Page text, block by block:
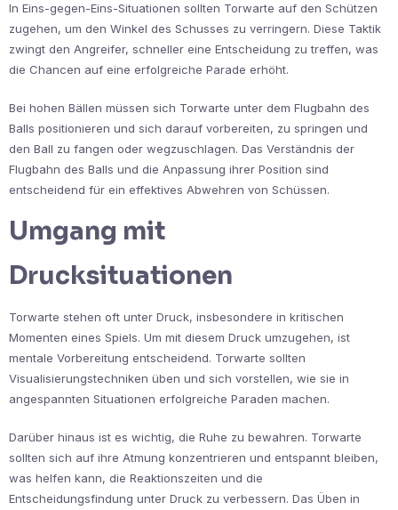
In Eins-gegen-Eins-Situationen sollten Torwarte auf den Schützen
zugehen, um den Winkel des Schusses zu verringern. Diese Taktik
zwingt den Angreifer, schneller eine Entscheidung zu treffen, was
die Chancen auf eine erfolgreiche Parade erhöht.
Bei hohen Bällen müssen sich Torwarte unter dem Flugbahn des
Balls positionieren und sich darauf vorbereiten, zu springen und
den Ball zu fangen oder wegzuschlagen. Das Verständnis der
Flugbahn des Balls und die Anpassung ihrer Position sind
entscheidend für ein effektives Abwehren von Schüssen.
Umgang mit
Drucksituationen
Torwarte stehen oft unter Druck, insbesondere in kritischen
Momenten eines Spiels. Um mit diesem Druck umzugehen, ist
mentale Vorbereitung entscheidend. Torwarte sollten
Visualisierungstechniken üben und sich vorstellen, wie sie in
angespannten Situationen erfolgreiche Paraden machen.
Darüber hinaus ist es wichtig, die Ruhe zu bewahren. Torwarte
sollten sich auf ihre Atmung konzentrieren und entspannt bleiben,
was helfen kann, die Reaktionszeiten und die
Entscheidungsfindung unter Druck zu verbessern. Das Üben in